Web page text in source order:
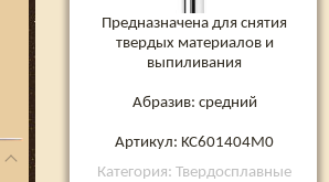
Предназначена для снятия
твердых материалов и
выпиливания
Абразив: средний
Артикул: KC601404M0
Категория: Твердосплавные